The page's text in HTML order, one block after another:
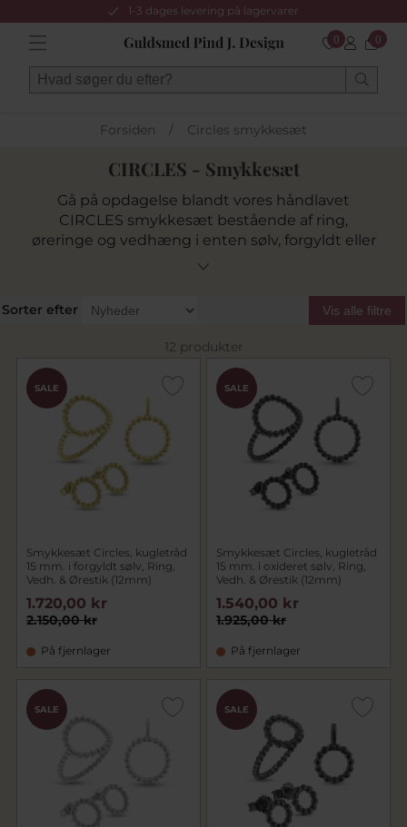
1-3 dages levering på lagervarer
0 0
Forsiden / Circles smykkesæt
CIRCLES - Smykkesæt
Gå på opdagelse blandt vores håndlavet
CIRCLES smykkesæt bestående af ring,
øreringe og vedhæng i enten sølv, forgyldt eller
oxyderet i 11 eller 15 mm.
Sorter efter Vis alle filtre
12 produkter
SALE
Smykkesæt Circles, kugletråd
15 mm. i forgyldt sølv, Ring,
Vedh. & Ørestik (12mm)
2.150,00 kr
1.720,00 kr
På fjernlager
SALE
Smykkesæt Circles, kugletråd
15 mm. i oxideret sølv, Ring,
Vedh. & Ørestik (12mm)
1.925,00 kr
1.540,00 kr
På fjernlager
SALE SALE